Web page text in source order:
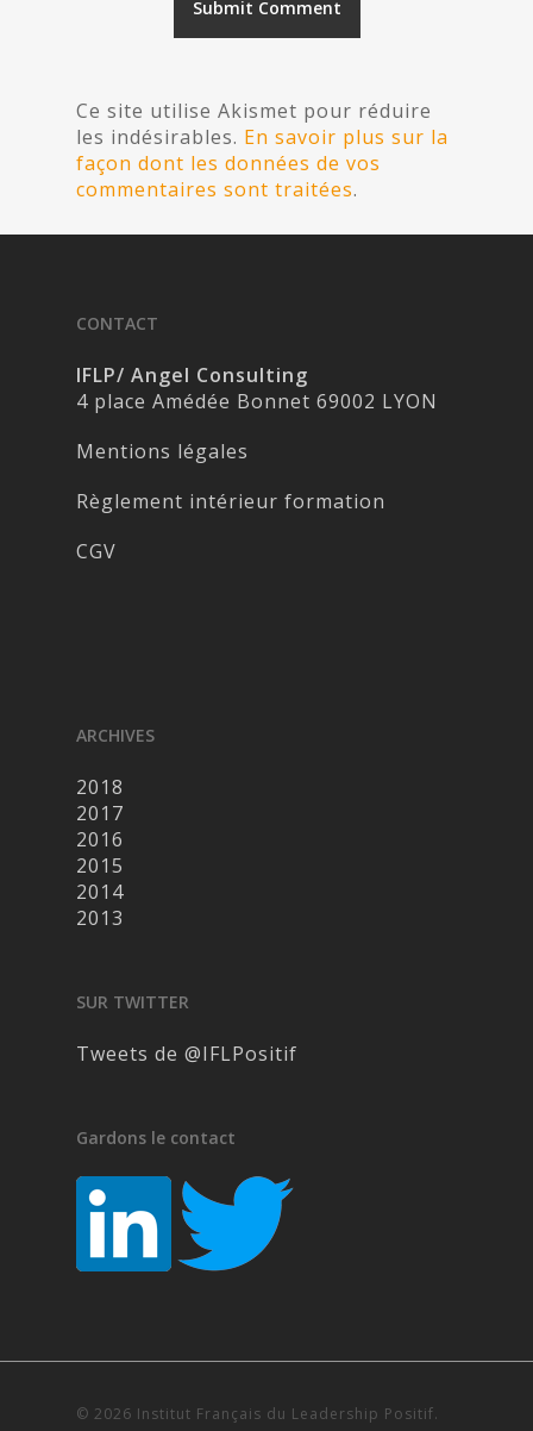
Ce site utilise Akismet pour réduire
les indésirables. En savoir plus sur la
façon dont les données de vos
commentaires sont traitées.
CONTACT
IFLP/ Angel Consulting
4 place Amédée Bonnet 69002 LYON
Mentions légales
Règlement intérieur formation
CGV
ARCHIVES
2018
2017
2016
2015
2014
2013
SUR TWITTER
Tweets de @IFLPositif
Gardons le contact
© 2026 Institut Français du Leadership Positif.